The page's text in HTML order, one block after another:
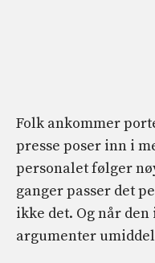
Folk ankommer
presse poser inn i
personalet følger
ganger passer det
ikke det. Og når
argumenter